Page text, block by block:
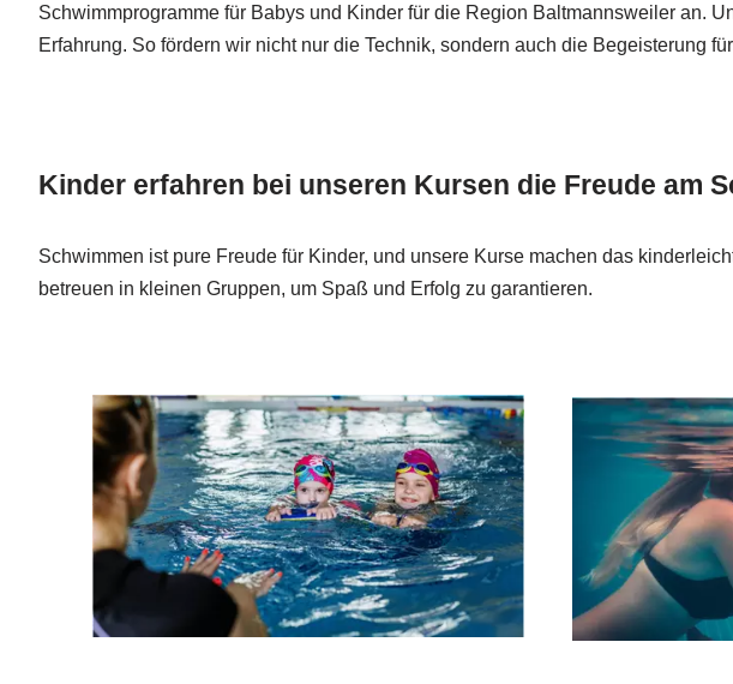
Schwimmprogramme für Babys und Kinder für die Region Baltmannsweiler an.
Erfahrung. So fördern wir nicht nur die Technik, sondern auch die Begeisterung
Kinder erfahren bei unseren Kursen die Freude am
Schwimmen ist pure Freude für Kinder, und unsere Kurse machen das
betreuen in kleinen Gruppen, um Spaß und Erfolg zu garantieren.